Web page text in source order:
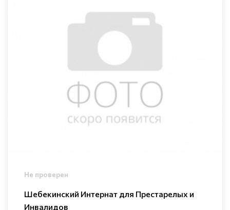
Не проверен
Шебекинский Интернат для Престарелых и
Инвалидов